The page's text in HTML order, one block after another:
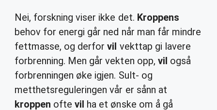
Nei, forskning viser ikke det. Kroppens
behov for energi går ned når man får mindre
fettmasse, og derforvil vekttap gi lavere
forbrenning. Men går vekten opp, vil også
forbrenningen øke igjen. Sult- og
metthetsreguleringen vår er sånn at
kroppen oftevil ha et ønske om å gå